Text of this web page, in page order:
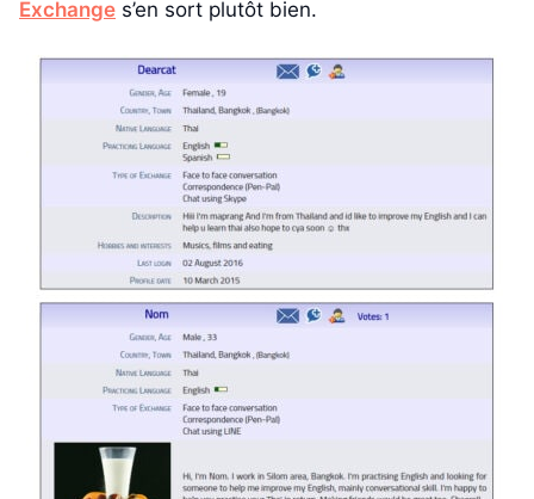
Exchange s’en sort plutôt bien.